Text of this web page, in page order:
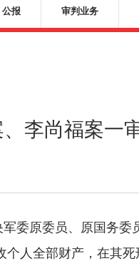
公报 审判业务
李尚福案一
原委员、原国务委
人全部财产，在其